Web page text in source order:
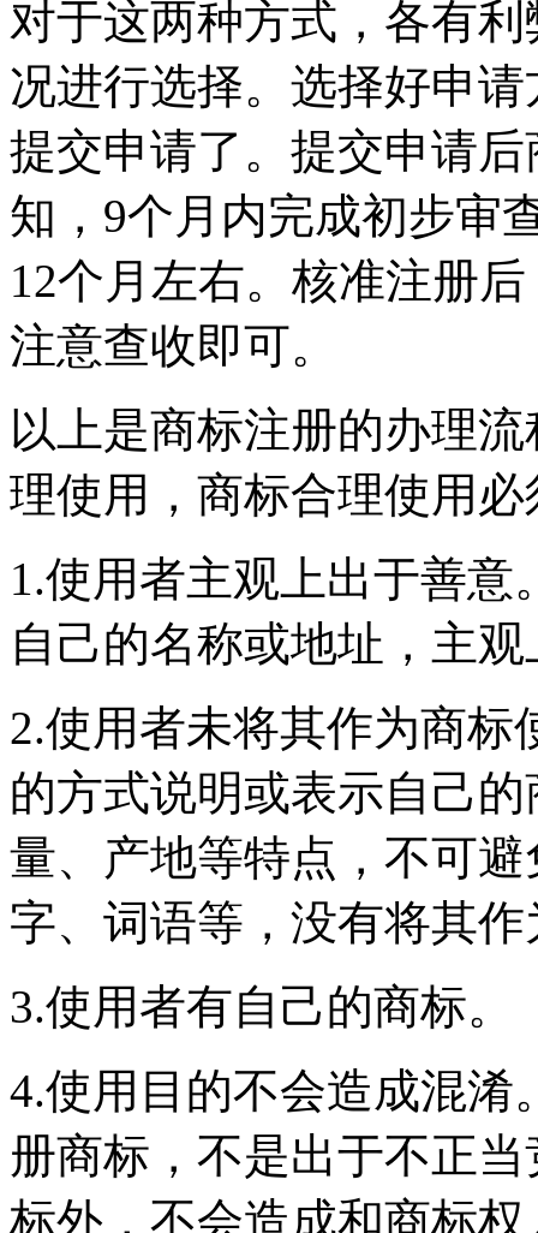
对于这两种方式，各有
况进行选择。选择好申
提交申请了。提交申请
知，9个月内完成初步审
12个月左右。核准注册
注意查收即可。
以上是商标注册的办理
理使用，商标合理使用
1.使用者主观上出于善
自己的名称或地址，主
2.使用者未将其作为商
的方式说明或表示自己
量、产地等特点，不可
字、词语等，没有将其
3.使用者有自己的商标。
4.使用目的不会造成混淆
册商标，不是出于不正
标外，不会造成和商标